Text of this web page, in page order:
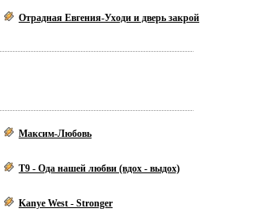
Отрадная Евгения-Уходи и дверь закрой
Максим-Любовь
Т9 - Ода нашей любви (вдох - выдох)
Kanye West - Stronger